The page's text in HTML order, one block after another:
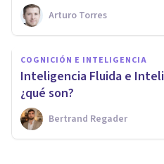
Arturo Torres
COGNICIÓN E INTELIGENCIA
Inteligencia Fluida e
¿qué son?
Bertrand Regader
7 ejemplos de
con talentos
Arturo Torres